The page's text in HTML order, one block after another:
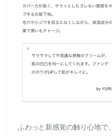
ふわっ と新感覚の触り心地で、